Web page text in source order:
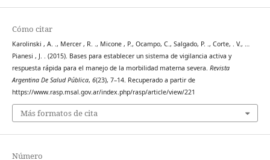
Cómo citar
Karolinski , A. ., Mercer , R. ., Micone , P., Ocampo, C., Salgado, P. ., Corte, . V., …
Pianesi , J. . (2015). Bases para establecer un sistema de vigilancia activa y
respuesta rápida para el manejo de la morbilidad materna severa. Revista
Argentina De Salud Pública, 6(23), 7–14. Recuperado a partir de
https://www.rasp.msal.gov.ar/index.php/rasp/article/view/221
Más formatos de cita
Número